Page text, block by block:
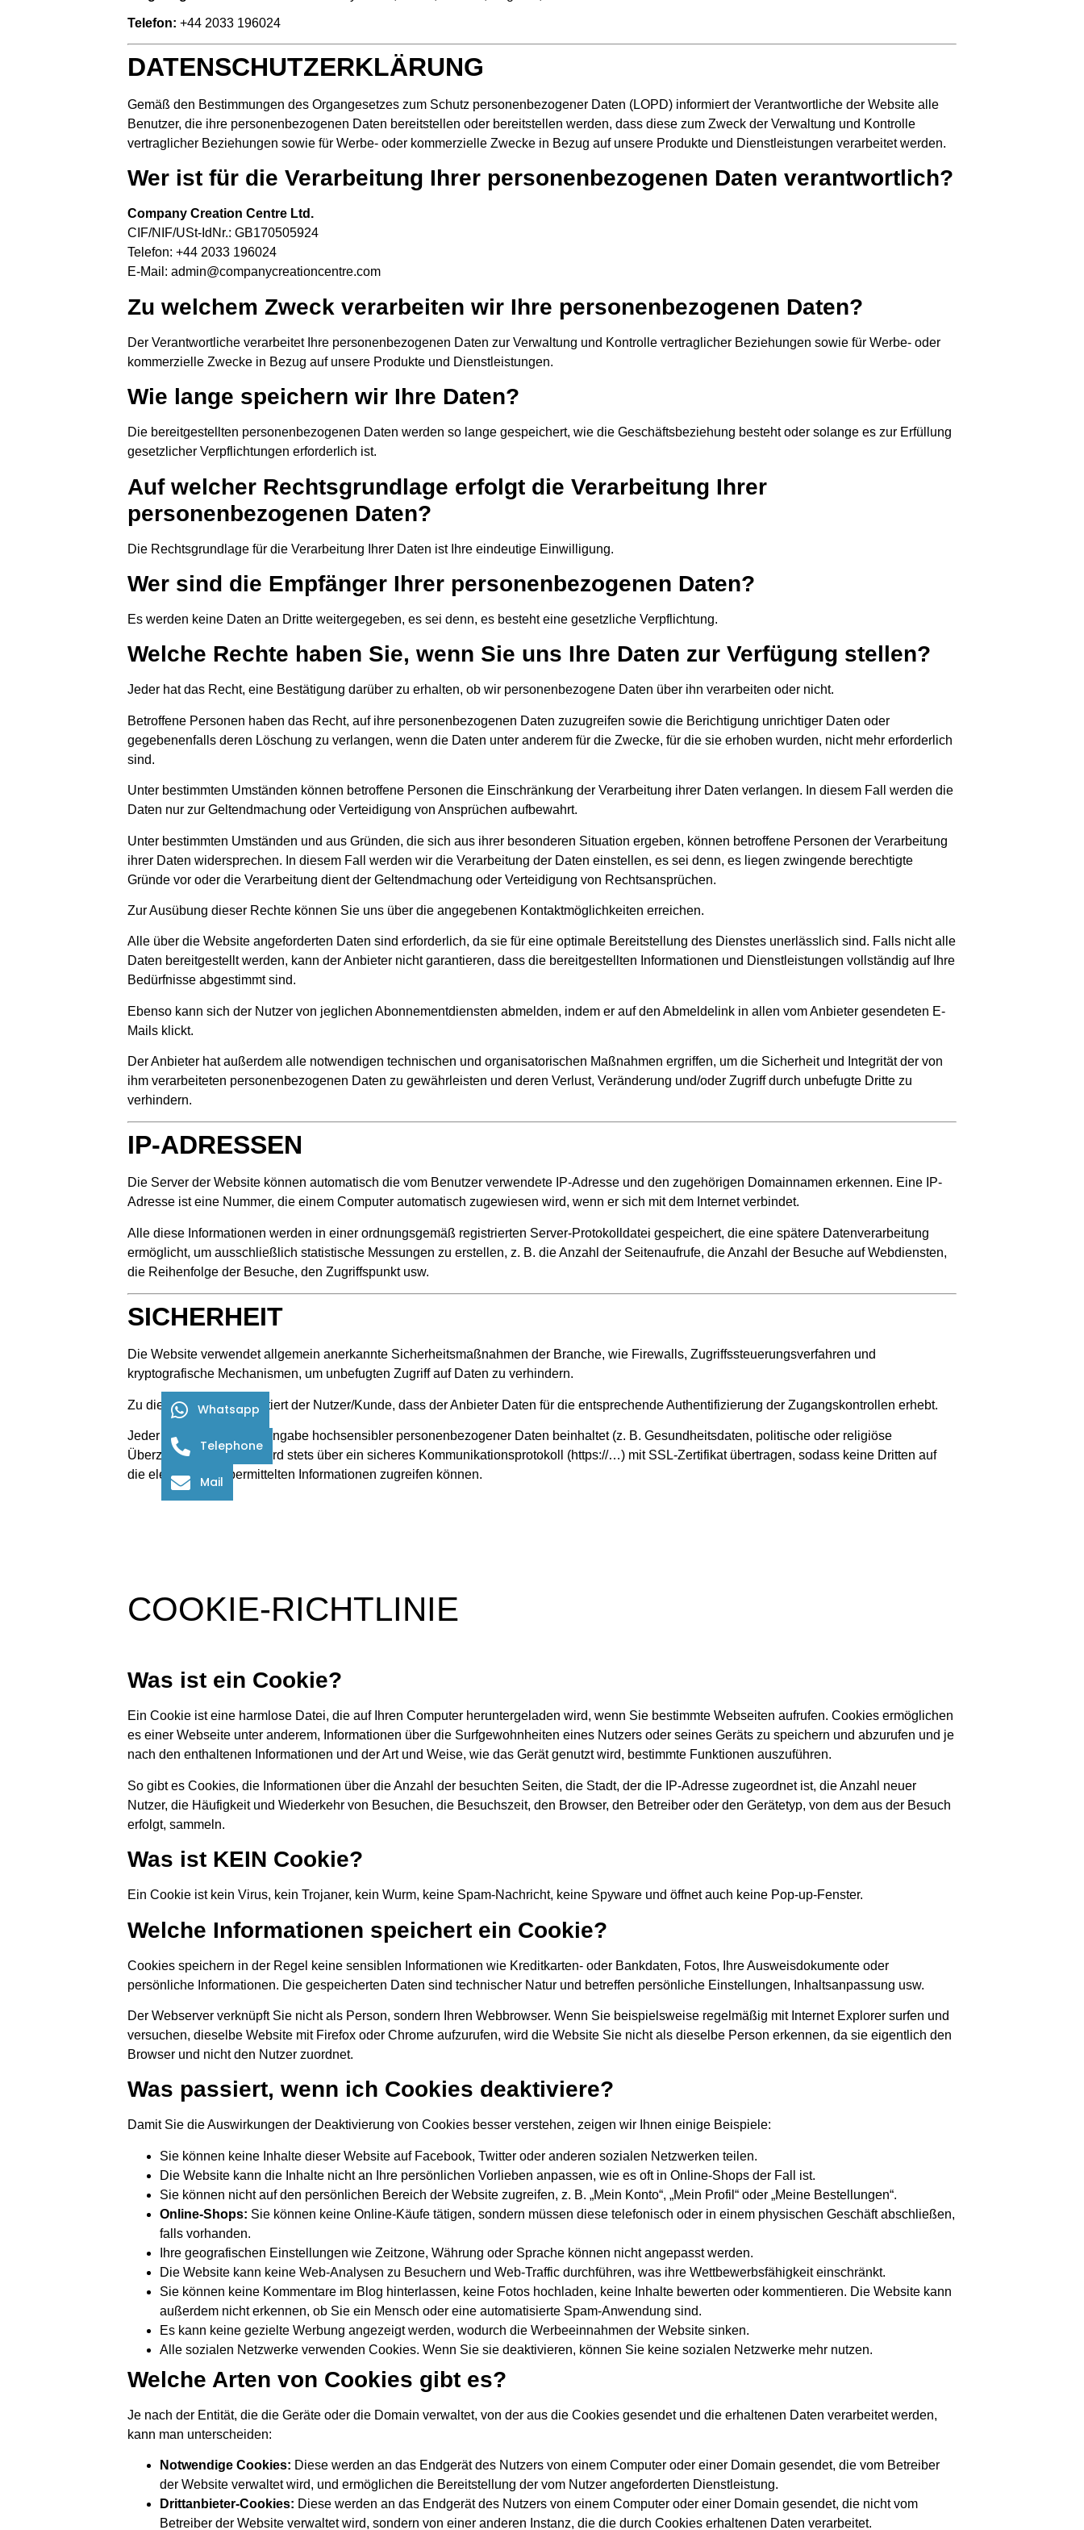
Telefon:+44 2033 196024
DATENSCHUTZERKLÄRUNG
Gemäß den Bestimmungen des Organgesetzes zum Schutz personenbezogener Daten (LOPD) informiert der Verantwortliche der Website alle
Benutzer, die ihre personenbezogenen Daten bereitstellen oder bereitstellen werden, dass diese zum Zweck der Verwaltung und Kontrolle
vertraglicher Beziehungen sowie für Werbe- oder kommerzielle Zwecke in Bezug auf unsere Produkte und Dienstleistungen verarbeitet werden.
Wer ist für die Verarbeitung Ihrer personenbezogenen Daten verantwortlich?
Company Creation Centre Ltd.
CIF/NIF/USt-IdNr.: GB170505924
Telefon: +44 2033 196024
E-Mail:admin@companycreationcentre.com
Zu welchem Zweck verarbeiten wir Ihre personenbezogenen Daten?
Der Verantwortliche verarbeitet Ihre personenbezogenen Daten zur Verwaltung und Kontrolle vertraglicher Beziehungen sowie für Werbe- oder
kommerzielle Zwecke in Bezug auf unsere Produkte und Dienstleistungen.
Wie lange speichern wir Ihre Daten?
Die bereitgestellten personenbezogenen Daten werden so lange gespeichert, wie die Geschäftsbeziehung besteht oder solange es zur Erfüllung
gesetzlicher Verpflichtungen erforderlich ist.
Auf welcher Rechtsgrundlage erfolgt die Verarbeitung Ihrer
personenbezogenen Daten?
Die Rechtsgrundlage für die Verarbeitung Ihrer Daten ist Ihre eindeutige Einwilligung.
Wer sind die Empfänger Ihrer personenbezogenen Daten?
Es werden keine Daten an Dritte weitergegeben, es sei denn, es besteht eine gesetzliche Verpflichtung.
Welche Rechte haben Sie, wenn Sie uns Ihre Daten zur Verfügung stellen?
Jeder hat das Recht, eine Bestätigung darüber zu erhalten, ob wir personenbezogene Daten über ihn verarbeiten oder nicht.
Betroffene Personen haben das Recht, auf ihre personenbezogenen Daten zuzugreifen sowie die Berichtigung unrichtiger Daten oder
gegebenenfalls deren Löschung zu verlangen, wenn die Daten unter anderem für die Zwecke, für die sie erhoben wurden, nicht mehr erforderlich
sind.
Unter bestimmten Umständen können betroffene Personen die Einschränkung der Verarbeitung ihrer Daten verlangen. In diesem Fall werden die
Daten nur zur Geltendmachung oder Verteidigung von Ansprüchen aufbewahrt.
Unter bestimmten Umständen und aus Gründen, die sich aus ihrer besonderen Situation ergeben, können betroffene Personen der Verarbeitung
ihrer Daten widersprechen. In diesem Fall werden wir die Verarbeitung der Daten einstellen, es sei denn, es liegen zwingende berechtigte
Gründe vor oder die Verarbeitung dient der Geltendmachung oder Verteidigung von Rechtsansprüchen.
Zur Ausübung dieser Rechte können Sie uns über die angegebenen Kontaktmöglichkeiten erreichen.
Alle über die Website angeforderten Daten sind erforderlich, da sie für eine optimale Bereitstellung des Dienstes unerlässlich sind. Falls nicht alle
Daten bereitgestellt werden, kann der Anbieter nicht garantieren, dass die bereitgestellten Informationen und Dienstleistungen vollständig auf Ihre
Bedürfnisse abgestimmt sind.
Ebenso kann sich der Nutzer von jeglichen Abonnementdiensten abmelden, indem er auf den Abmeldelink in allen vom Anbieter gesendeten E-
Mails klickt.
Der Anbieter hat außerdem alle notwendigen technischen und organisatorischen Maßnahmen ergriffen, um die Sicherheit und Integrität der von
ihm verarbeiteten personenbezogenen Daten zu gewährleisten und deren Verlust, Veränderung und/oder Zugriff durch unbefugte Dritte zu
verhindern.
IP-ADRESSEN
Die Server der Website können automatisch die vom Benutzer verwendete IP-Adresse und den zugehörigen Domainnamen erkennen. Eine IP-
Adresse ist eine Nummer, die einem Computer automatisch zugewiesen wird, wenn er sich mit dem Internet verbindet.
Alle diese Informationen werden in einer ordnungsgemäß registrierten Server-Protokolldatei gespeichert, die eine spätere Datenverarbeitung
ermöglicht, um ausschließlich statistische Messungen zu erstellen, z. B. die Anzahl der Seitenaufrufe, die Anzahl der Besuche auf Webdiensten,
die Reihenfolge der Besuche, den Zugriffspunkt usw.
SICHERHEIT
Die Website verwendet allgemein anerkannte Sicherheitsmaßnahmen der Branche, wie Firewalls, Zugriffssteuerungsverfahren und
kryptografische Mechanismen, um unbefugten Zugriff auf Daten zu verhindern.
Zu diesem Zweck akzeptiert der Nutzer/Kunde, dass der Anbieter Daten für die entsprechende Authentifizierung der Zugangskontrollen erhebt.
Jeder Vorgang, der die Eingabe hochsensibler personenbezogener Daten beinhaltet (z. B. Gesundheitsdaten, politische oder religiöse
Überzeugungen usw.), wird stets über ein sicheres Kommunikationsprotokoll (https://…) mit SSL-Zertifikat übertragen, sodass keine Dritten auf
die elektronisch übermittelten Informationen zugreifen können.
COOKIE-RICHTLINIE
Was ist ein Cookie?
Ein Cookie ist eine harmlose Datei, die auf Ihren Computer heruntergeladen wird, wenn Sie bestimmte Webseiten aufrufen. Cookies ermöglichen
es einer Webseite unter anderem, Informationen über die Surfgewohnheiten eines Nutzers oder seines Geräts zu speichern und abzurufen und je
nach den enthaltenen Informationen und der Art und Weise, wie das Gerät genutzt wird, bestimmte Funktionen auszuführen.
So gibt es Cookies, die Informationen über die Anzahl der besuchten Seiten, die Stadt, der die IP-Adresse zugeordnet ist, die Anzahl neuer
Nutzer, die Häufigkeit und Wiederkehr von Besuchen, die Besuchszeit, den Browser, den Betreiber oder den Gerätetyp, von dem aus der Besuch
erfolgt, sammeln.
Was ist KEIN Cookie?
Ein Cookie ist kein Virus, kein Trojaner, kein Wurm, keine Spam-Nachricht, keine Spyware und öffnet auch keine Pop-up-Fenster.
Welche Informationen speichert ein Cookie?
Cookies speichern in der Regel keine sensiblen Informationen wie Kreditkarten- oder Bankdaten, Fotos, Ihre Ausweisdokumente oder
persönliche Informationen. Die gespeicherten Daten sind technischer Natur und betreffen persönliche Einstellungen, Inhaltsanpassung usw.
Der Webserver verknüpft Sie nicht als Person, sondern Ihren Webbrowser. Wenn Sie beispielsweise regelmäßig mit Internet Explorer surfen und
versuchen, dieselbe Website mit Firefox oder Chrome aufzurufen, wird die Website Sie nicht als dieselbe Person erkennen, da sie eigentlich den
Browser und nicht den Nutzer zuordnet.
Was passiert, wenn ich Cookies deaktiviere?
Damit Sie die Auswirkungen der Deaktivierung von Cookies besser verstehen, zeigen wir Ihnen einige Beispiele:
Sie können keine Inhalte dieser Website auf Facebook, Twitter oder anderen sozialen Netzwerken teilen.
Die Website kann die Inhalte nicht an Ihre persönlichen Vorlieben anpassen, wie es oft in Online-Shops der Fall ist.
Sie können nicht auf den persönlichen Bereich der Website zugreifen, z. B. „Mein Konto“, „Mein Profil“ oder „Meine Bestellungen“.
Online-Shops: Sie können keine Online-Käufe tätigen, sondern müssen diese telefonisch oder in einem physischen Geschäft abschließen,
falls vorhanden.
Ihre geografischen Einstellungen wie Zeitzone, Währung oder Sprache können nicht angepasst werden.
Die Website kann keine Web-Analysen zu Besuchern und Web-Traffic durchführen, was ihre Wettbewerbsfähigkeit einschränkt.
Sie können keine Kommentare im Blog hinterlassen, keine Fotos hochladen, keine Inhalte bewerten oder kommentieren. Die Website kann
außerdem nicht erkennen, ob Sie ein Mensch oder eine automatisierte Spam-Anwendung sind.
Es kann keine gezielte Werbung angezeigt werden, wodurch die Werbeeinnahmen der Website sinken.
Alle sozialen Netzwerke verwenden Cookies. Wenn Sie sie deaktivieren, können Sie keine sozialen Netzwerke mehr nutzen.
Welche Arten von Cookies gibt es?
Je nach der Entität, die die Geräte oder die Domain verwaltet, von der aus die Cookies gesendet und die erhaltenen Daten verarbeitet werden,
kann man unterscheiden:
Notwendige Cookies: Diese werden an das Endgerät des Nutzers von einem Computer oder einer Domain gesendet, die vom Betreiber
der Website verwaltet wird, und ermöglichen die Bereitstellung der vom Nutzer angeforderten Dienstleistung.
Drittanbieter-Cookies: Diese werden an das Endgerät des Nutzers von einem Computer oder einer Domain gesendet, die nicht vom
Betreiber der Website verwaltet wird, sondern von einer anderen Instanz, die die durch Cookies erhaltenen Daten verarbeitet.
Whatsapp
Telephone
Mail